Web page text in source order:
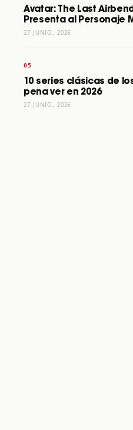
Avatar: The Last
Presenta al Personaje
27 JUNIO, 2026
10 series clásicas de
pena ver en 2026
27 JUNIO, 2026